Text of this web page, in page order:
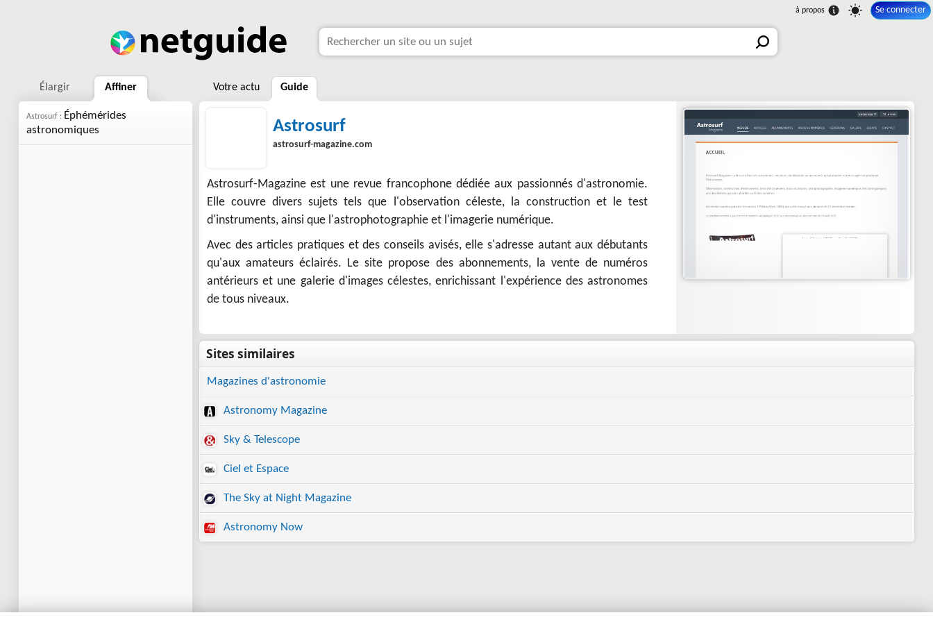
Se connecter
Élargir Affiner
Astrosurf : Éphémérides
astronomiques
Votre actu Guide
Astrosurf
astrosurf-magazine.com
Astrosurf-Magazine est une revue francophone dédiée aux passionnés d'astronomie.
Elle couvre divers sujets tels que l'observation céleste, la construction et le test
d'instruments, ainsi que l'astrophotographie et l'imagerie numérique.
Avec des articles pratiques et des conseils avisés, elle s'adresse autant aux débutants
qu'aux amateurs éclairés. Le site propose des abonnements, la vente de numéros
antérieurs et une galerie d'images célestes, enrichissant l'expérience des astronomes
de tous niveaux.
Magazines d'astronomie
Astronomy Magazine
Sky & Telescope
Ciel et Espace
The Sky at Night Magazine
Astronomy Now